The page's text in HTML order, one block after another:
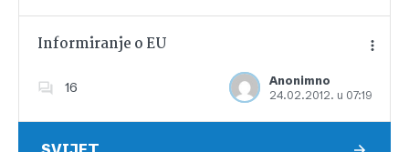
Informiranje o EU
16
Anonimno
24.02.2012. u 07:19
Dodajte u favorite